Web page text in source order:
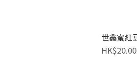
世鑫蜜紅
價格
HK$20.00